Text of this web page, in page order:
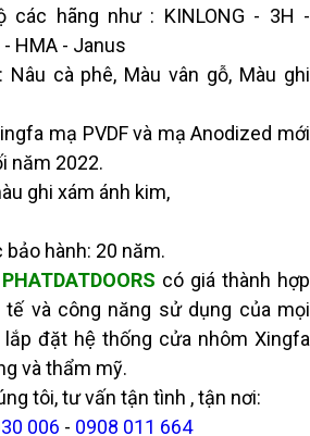
hãng như : KINLONG - 3H -
- HMA - Janus
cà phê, Màu vân gỗ, Màu ghi
mạ PVDF và mạ Anodized mới
năm 2022.
ghi xám ánh kim,
hành: 20 năm.
PHATDATDOORS có giá thành hợp
và công năng sử dụng của mọi
đặt hệ thống cửa nhôm Xingfa
và thẩm mỹ.
tôi, tư vấn tận tình , tận nơi:
006 - 0908 011 664